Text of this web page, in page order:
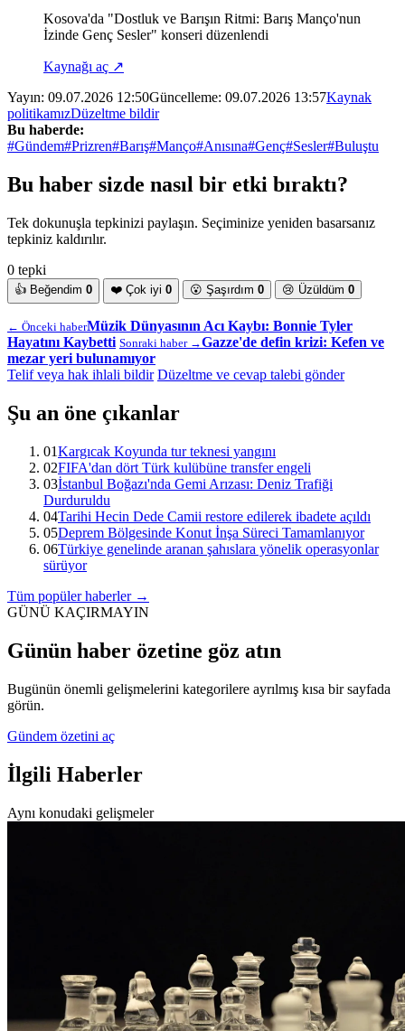
Kosova'da "Dostluk ve Barışın Ritmi: Barış Manço'nun
İzinde Genç Sesler" konseri düzenlendi
Kaynağı aç ↗
Yayın: 09.07.2026 12:50Güncelleme: 09.07.2026 13:57Kaynak
politikamızDüzeltme bildir
Bu haberde:
#Gündem#Prizren#Barış#Manço#Anısına#Genç#Sesler#Buluştu
Bu haber sizde nasıl bir etki bıraktı?
Tek dokunuşla tepkinizi paylaşın. Seçiminize yeniden basarsanız
tepkiniz kaldırılır.
0 tepki
👍 Beğendim 0 ❤️ Çok iyi 0 😮 Şaşırdım 0 😢 Üzüldüm 0
← Önceki haberMüzik Dünyasının Acı Kaybı: Bonnie Tyler
Hayatını Kaybetti Sonraki haber →Gazze'de defin krizi: Kefen ve
mezar yeri bulunamıyor
Telif veya hak ihlali bildir Düzeltme ve cevap talebi gönder
Şu an öne çıkanlar
01Kargıcak Koyunda tur teknesi yangını
02FIFA'dan dört Türk kulübüne transfer engeli
03İstanbul Boğazı'nda Gemi Arızası: Deniz Trafiği
Durduruldu
04Tarihi Hecin Dede Camii restore edilerek ibadete açıldı
05Deprem Bölgesinde Konut İnşa Süreci Tamamlanıyor
06Türkiye genelinde aranan şahıslara yönelik operasyonlar
sürüyor
Tüm popüler haberler →
GÜNÜ KAÇIRMAYIN
Günün haber özetine göz atın
Bugünün önemli gelişmelerini kategorilere ayrılmış kısa bir sayfada
görün.
Gündem özetini aç
İlgili Haberler
Aynı konudaki gelişmeler